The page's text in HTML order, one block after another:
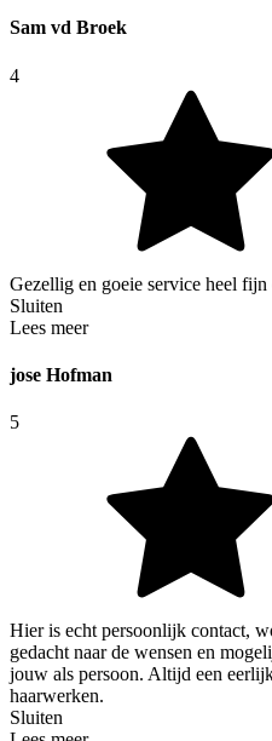
Sam vd Broek
4
Gezellig en goeie service heel
Sluiten
Lees meer
jose Hofman
5
Hier is echt persoonlijk contact,
gedacht naar de wensen en
jouw als persoon. Altijd een
haarwerken.
Sluiten